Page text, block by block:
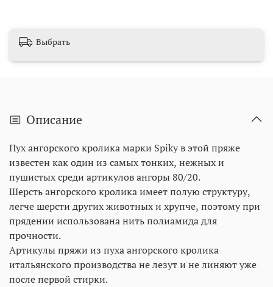
Выбрать
Описание
Пух ангорского кролика марки Spiky в этой пряже
известен как один из самых тонких, нежных и
пушистых среди артикулов ангоры 80/20.
Шерсть ангорского кролика имеет полую структуру,
легче шерсти других животных и хрупче, поэтому при
прядении использована нить полиамида для
прочности.
Артикулы пряжи из пуха ангорского кролика
итальянского производства не лезут и не линяют уже
после первой стирки.